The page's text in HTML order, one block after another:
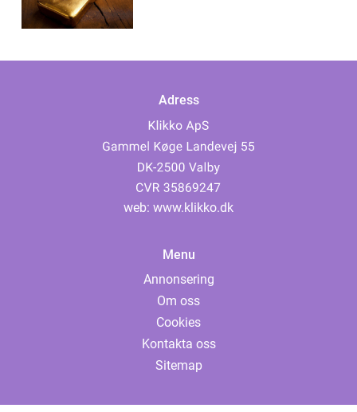
Adress
web: www.klikko.dk
Menu
Annonsering
Om oss
Cookies
Kontakta oss
Sitemap